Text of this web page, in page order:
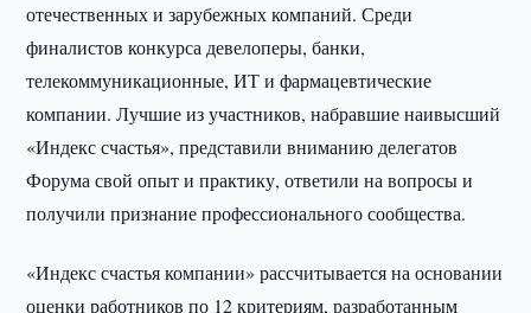
отечественных и зарубежных компаний. Среди
финалистов конкурса девелоперы, банки,
телекоммуникационные, ИТ и фармацевтические
компании. Лучшие из участников, набравшие наивысший
«Индекс счастья», представили вниманию делегатов
Форума свой опыт и практику, ответили на вопросы и
получили признание профессионального сообщества.
«Индекс счастья компании» рассчитывается на основании
оценки работников по 12 критериям, разработанным